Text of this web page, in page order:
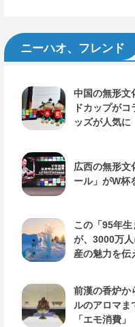
ニーハオ、フレンド
中国の無形文
ドカップが
ッズが人気に
広西の無形文
ール」がW杯
この「95年
が、3000万
産の魅力を伝
前漢の香炉か
ルのアロマま
「エモ消費」